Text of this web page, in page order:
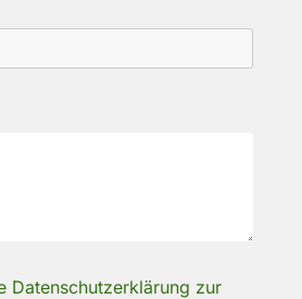
Datenschutzerklärung zur